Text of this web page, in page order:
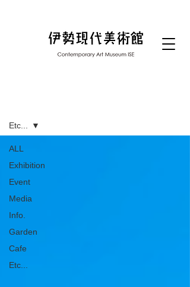
ALL
Exhibition
Event
Media
Info.
Garden
Cafe
Etc...
Etc...